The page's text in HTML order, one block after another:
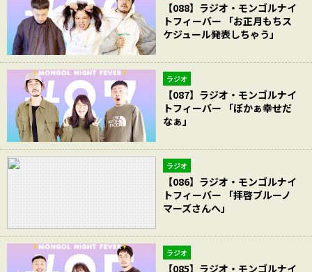
【088】ラジオ・モンゴルナイ
トフィーバー 「お正月もちス
ケジュール発表しちゃう」
ラジオ
【087】ラジオ・モンゴルナイ
トフィーバー 「ぼかぁ幸せだ
なぁ」
ラジオ
【086】ラジオ・モンゴルナイ
トフィーバー 「拝啓ブルーノ
マーズさんへ」
ラジオ
【085】ラジオ・モンゴルナイ